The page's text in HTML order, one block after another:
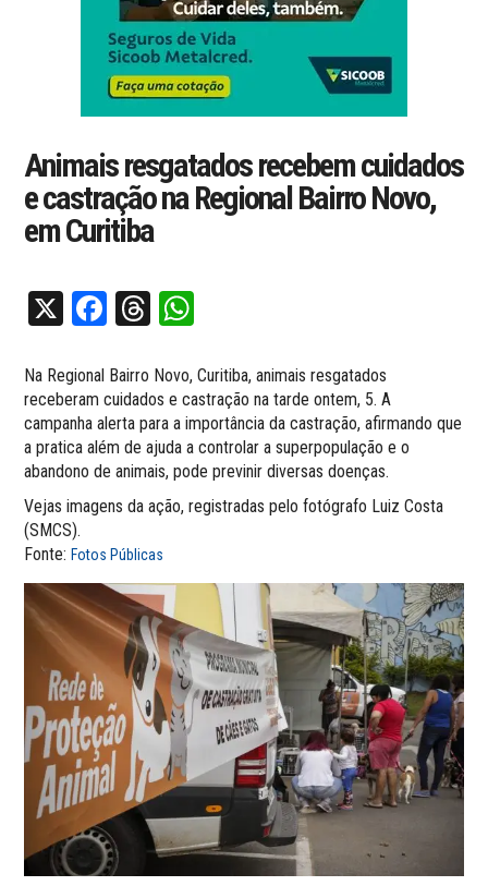
Animais resgatados recebem cuidados
e castração na Regional Bairro Novo,
em Curitiba
X Facebook
Threads
Na Regional Bairro Novo, Curitiba, animais resgatados
receberam cuidados e castração na tarde ontem, 5. A
campanha alerta para a importância da castração, afirmando que
a pratica além de ajuda a controlar a superpopulação e o
abandono de animais, pode previnir diversas doenças.
Vejas imagens da ação, registradas pelo fotógrafo Luiz Costa
(SMCS).
Fonte:Fotos Públicas